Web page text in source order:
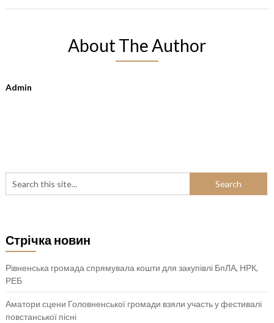
About The Author
Admin
Стрічка новин
Рівненська громада спрямувала кошти для закупівлі БпЛА, НРК,
РЕБ
Аматори сцени Головненської громади взяли участь у фестивалі
повстанської пісні